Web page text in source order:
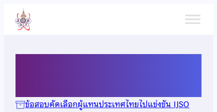
เนื้อหา
ข้อสอบคัดเลือกผู้แทนประเทศไทยไปแข่งขัน IJSO